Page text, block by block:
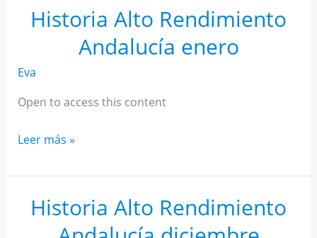
Andalucía
febrero
Historia Alto Rendimiento
Andalucía enero
Eva
Open to access this content
Historia
Rendimiento
Andalucía
enero
Leer más »
Historia Alto Rendimiento